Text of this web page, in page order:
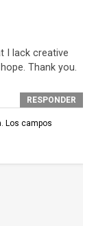
I lack creative
Thank you.
RESPONDER
Los campos